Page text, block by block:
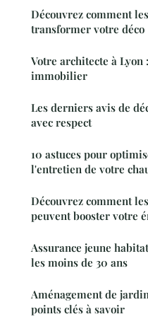
Découvrez comment
transformer votre déco
Votre architecte à
immobilier
Les derniers avis de
avec respect
10 astuces pour
l'entretien de votre
Découvrez comment
peuvent booster votre
Assurance jeune
les moins de 30 ans
Aménagement de
points clés à savoir